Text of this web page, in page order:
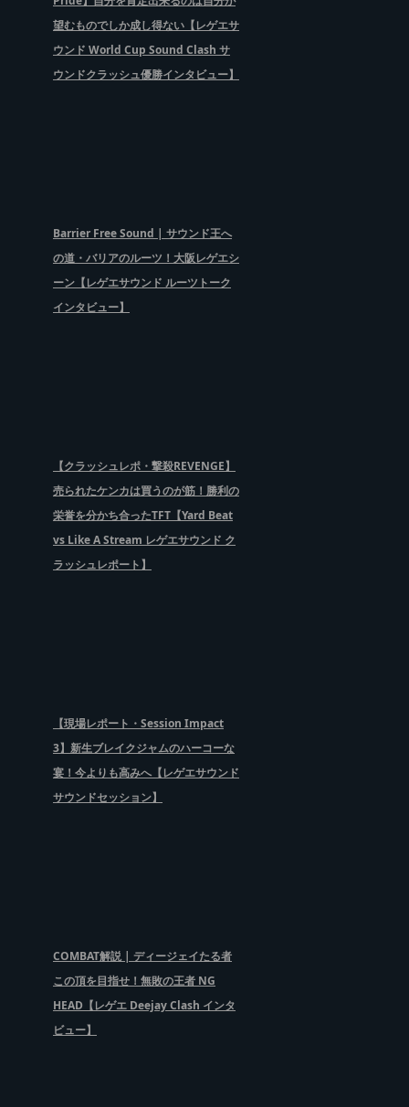
望むものでしか成し得ない【レゲエサ
ウンド World Cup Sound Clash サ
ウンドクラッシュ優勝インタビュー】
Barrier Free Sound | サウンド王へ
の道・バリアのルーツ！大阪レゲエシ
ーン【レゲエサウンド ルーツトーク
インタビュー】
【クラッシュレポ・撃殺REVENGE】
売られたケンカは買うのが筋！勝利の
栄誉を分かち合ったTFT【Yard Beat
vs Like A Stream レゲエサウンド ク
ラッシュレポート】
【現場レポート・Session Impact
3】新生ブレイクジャムのハーコーな
宴！今よりも高みへ【レゲエサウンド
サウンドセッション】
COMBAT解説 | ディージェイたる者
この頂を目指せ！無敗の王者 NG
HEAD【レゲエ Deejay Clash インタ
ビュー】